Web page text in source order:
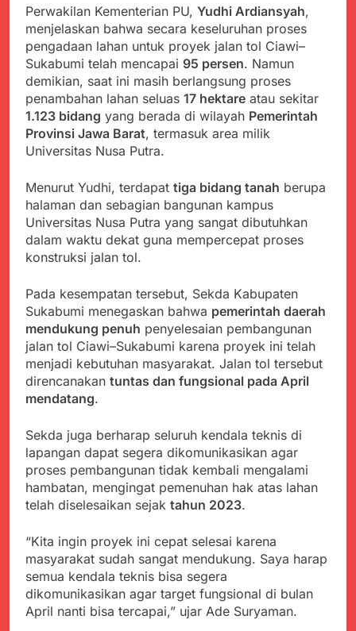
Sukabumi
menyalahgunakan
Anggaran Thn 2023.
Juli 19, 2024
Sambut Tahun Ajaran
Baru, Satgas Yonif
310/KK Ajak Pelajar
Bersihkan Lingkungan
Sekolah
Juli 19, 2024
Selisih APBD Tahun
2023 Kab.Sukabumi
Sebesar Rp 31 Miliar
Juli 16, 2024
PPPK Paruh Waktu
Sampaikan Selamat
Ijazah Diduga Ditahan
Hingga 9 Tahun, Alumni
SMK ATTAUFIQIYYAH
Minta Dinas Pendidikan
Turun Tangan
Agustus 10, 2026
327 Pejabat
Bupati Sukabumi
Tekankan Integritas dan
Kualitas Pelayanan
Publik
Jaga Keamanan
Lingkungan Sekolah,
Aiptu Sujarwo Beri
Edukasi Kamtibmas
kepada Siswa SDN
Cipriangan
Agustus 10, 2026
Ketua DPD JWI
Sukabumi Raya
Ingatkan Pentingnya
Verifikasi Isu Dugaan
Agustus 8, 2026
Bantu Lansia dengan
Kursi Roda, Warga Haru
dan Bersyukur
Agustus 7, 2026
Data Ganda Capai 6
Juta, BGN Benahi Basis
Penerima Program
Makan Bergizi Gratis
Agustus 6, 2026
Zulhas Pastikan SPPG
Data MBG Hampir
Rampung
Agustus 6, 2026
Bobby Maulana Pastikan
Kawasan Kuliner Ahmad
Yani Tetap Bersih,
Pemkot Sukabumi
Perkuat Penataan
Agustus 6, 2026
Ribuan Warga Padati
Peringatan Hari ASI
Perwakilan Kementerian PU, Yudhi Ardiansyah,
menjelaskan bahwa secara keseluruhan proses
pengadaan lahan untuk proyek jalan tol Ciawi–
Sukabumi telah mencapai 95 persen. Namun
demikian, saat ini masih berlangsung proses
penambahan lahan seluas 17 hektare atau sekitar
1.123 bidang yang berada di wilayah Pemerintah
Provinsi Jawa Barat, termasuk area milik
Universitas Nusa Putra.
Menurut Yudhi, terdapat tiga bidang tanah berupa
halaman dan sebagian bangunan kampus
Universitas Nusa Putra yang sangat dibutuhkan
dalam waktu dekat guna mempercepat proses
konstruksi jalan tol.
Pada kesempatan tersebut, Sekda Kabupaten
Sukabumi menegaskan bahwa pemerintah daerah
mendukung penuh penyelesaian pembangunan
jalan tol Ciawi–Sukabumi karena proyek ini telah
menjadi kebutuhan masyarakat. Jalan tol tersebut
direncanakan tuntas dan fungsional pada April
mendatang.
Sekda juga berharap seluruh kendala teknis di
lapangan dapat segera dikomunikasikan agar
proses pembangunan tidak kembali mengalami
hambatan, mengingat pemenuhan hak atas lahan
telah diselesaikan sejak tahun 2023.
“Kita ingin proyek ini cepat selesai karena
masyarakat sudah sangat mendukung. Saya harap
semua kendala teknis bisa segera
dikomunikasikan agar target fungsional di bulan
April nanti bisa tercapai,” ujar Ade Suryaman.